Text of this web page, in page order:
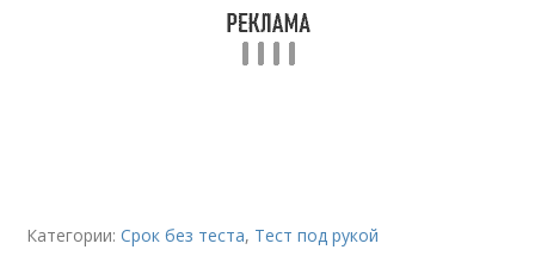
Категории:Срок без теста, Тест под рукой